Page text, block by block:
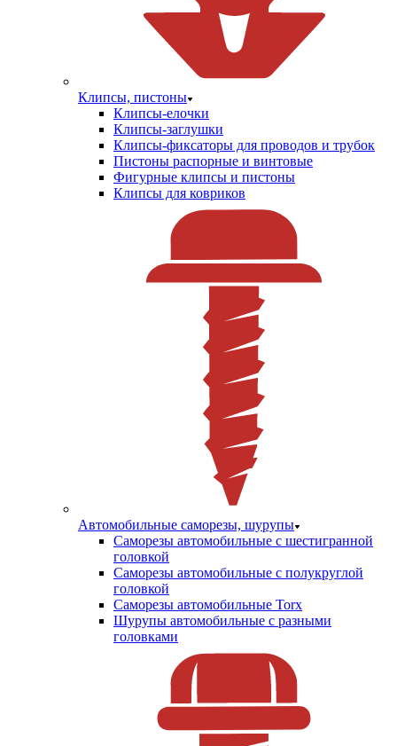
Клипсы, пистоны
Клипсы-елочки
Клипсы-заглушки
Клипсы-фиксаторы для проводов и трубок
Пистоны распорные и винтовые
Фигурные клипсы и пистоны
Клипсы для ковриков
Автомобильные саморезы, шурупы
Саморезы автомобильные с шестигранной
головкой
Саморезы автомобильные с полукруглой
головкой
Саморезы автомобильные Torx
Шурупы автомобильные с разными
головками